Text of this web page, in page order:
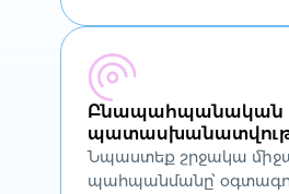
Բնապահպանական
Նպաստեք շրջակա
պահպանմանը՝